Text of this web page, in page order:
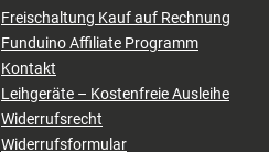
Freischaltung Kauf auf Rechnung
Funduino Affiliate Programm
Kontakt
Leihgeräte – Kostenfreie Ausleihe
Widerrufsrecht
Widerrufsformular